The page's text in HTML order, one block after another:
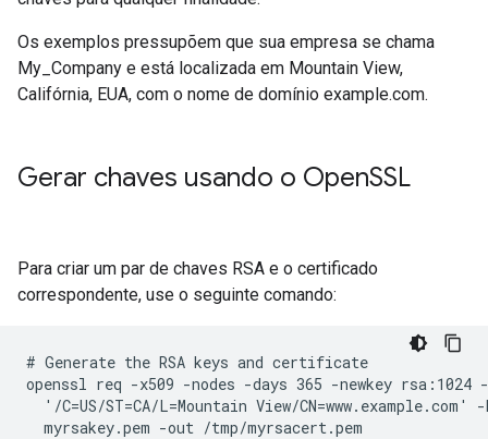
Os exemplos pressupõem que sua empresa se chama
My_Company e está localizada em Mountain View,
Califórnia, EUA, com o nome de domínio example.com.
Gerar chaves usando o OpenSSL
Para criar um par de chaves RSA e o certificado
correspondente, use o seguinte comando:
# Generate the RSA keys and certificate
openssl req -x509 -nodes -days 365 -newkey
'/C=US/ST=CA/L=Mountain View/CN=www.example.com'
  myrsakey.pem -out /tmp/myrsacert.pem